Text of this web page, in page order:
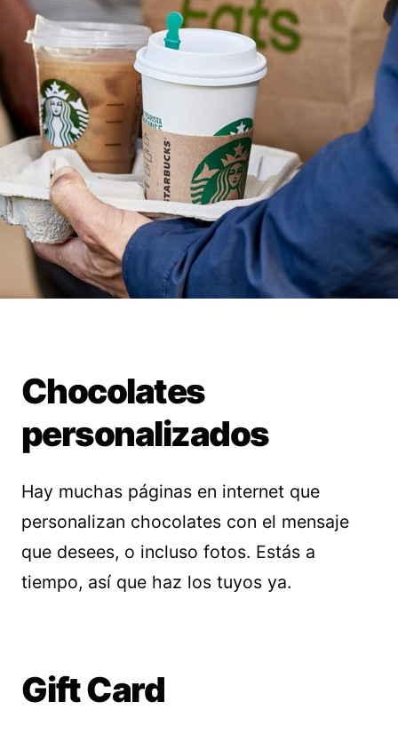
Chocolates
personalizados
Hay muchas páginas en internet que
personalizan chocolates con el mensaje
que desees, o incluso fotos. Estás a
tiempo, así que haz los tuyos ya.
Gift Card